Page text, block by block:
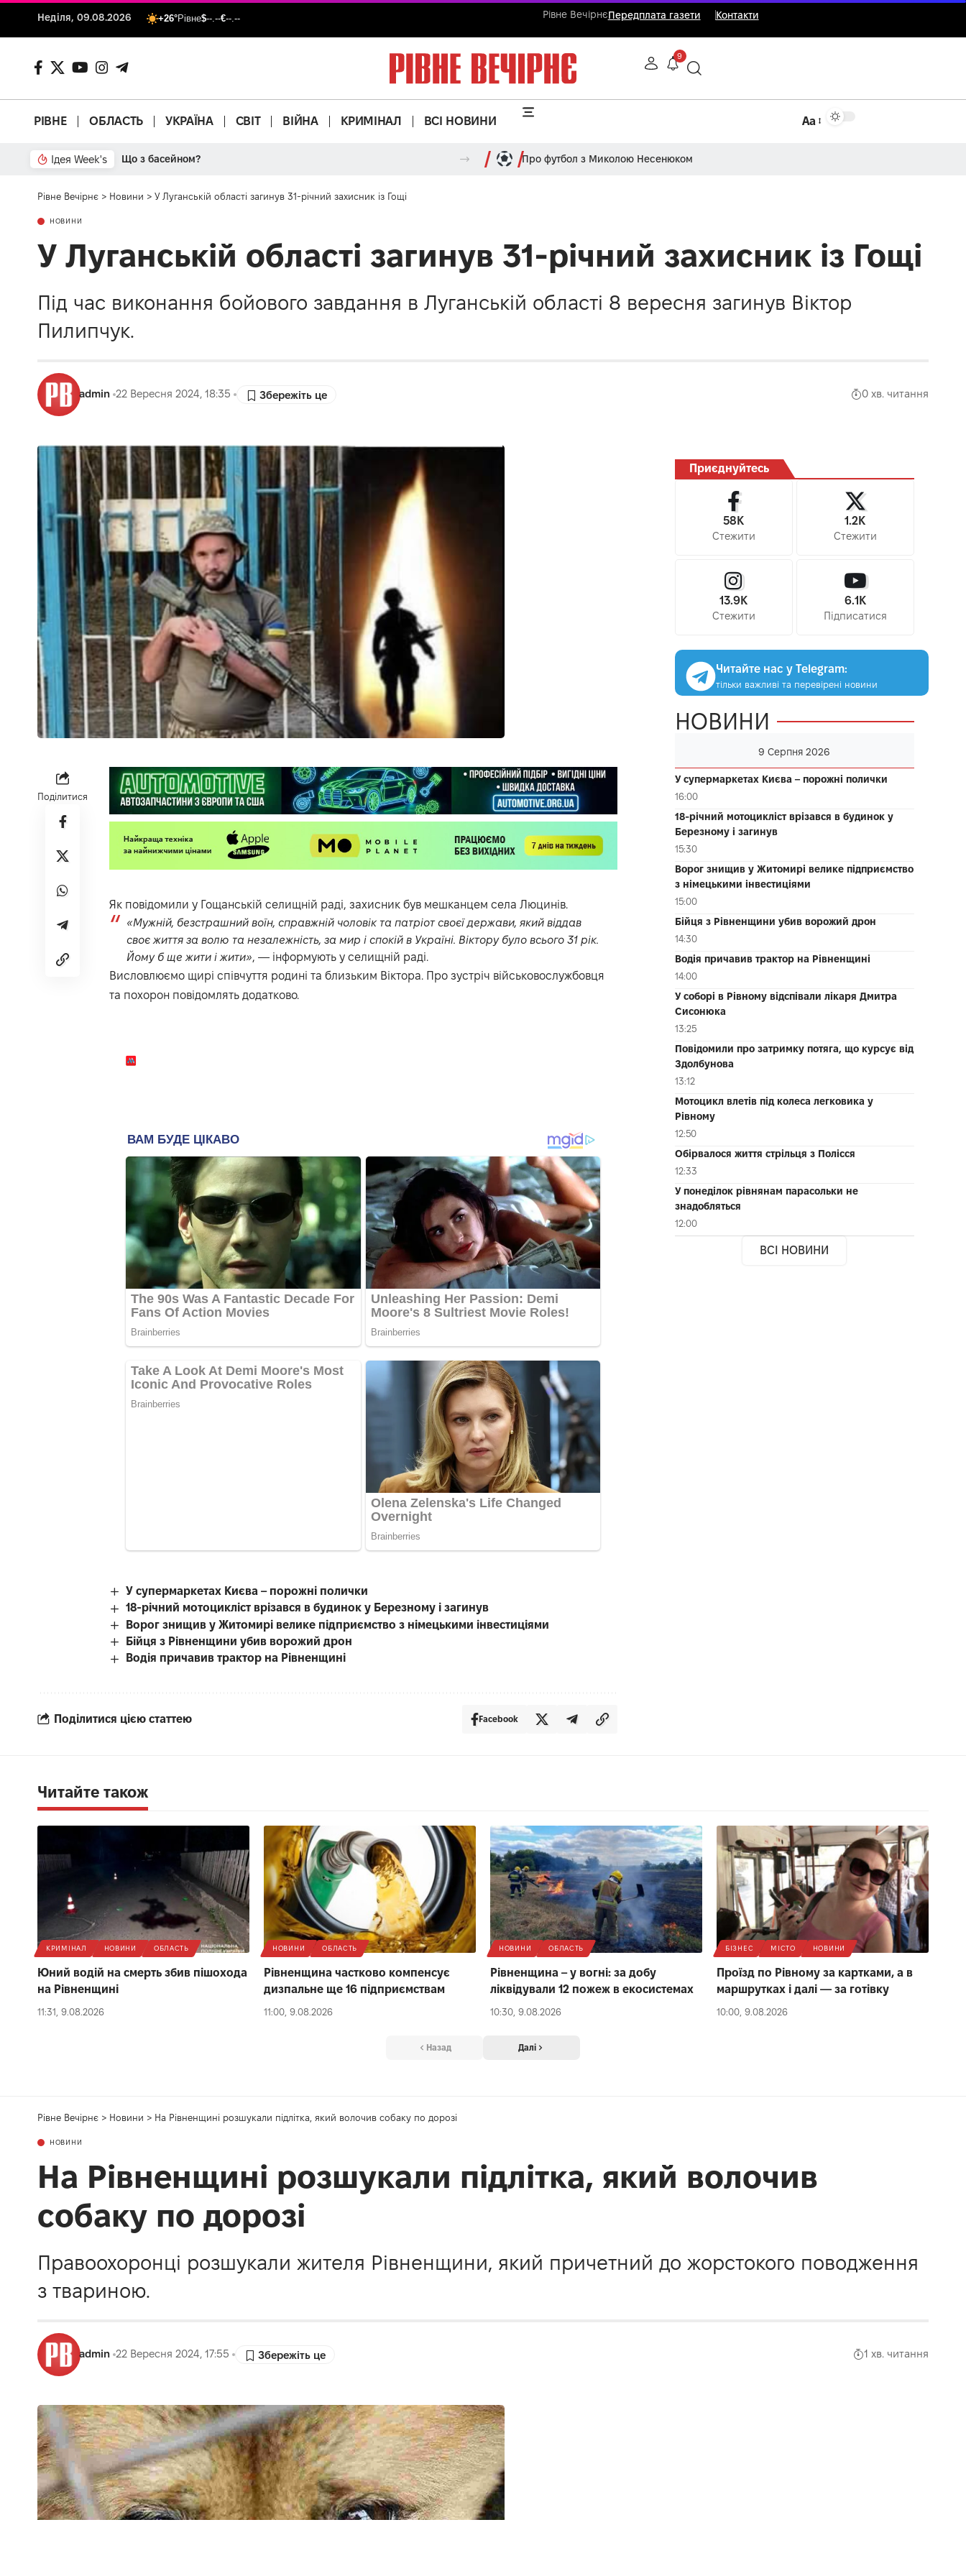
Неділя, 09.08.2026 +26°Рівне$--.--€--.-- Рівне ВечірнєПередплата газети Контакти
9
РІВНЕ ОБЛАСТЬ УКРАЇНА СВІТ ВІЙНА КРИМІНАЛ ВСІ НОВИНИ Аа
Ідея Week's Що з басейном? Про футбол з Миколою Несенюком
Рівне Вечірнє > Новини > У Луганській області загинув 31-річний захисник із Гощі
НОВИНИ
У Луганській області загинув 31-річний захисник із Гощі
Під час виконання бойового завдання в Луганській області 8 вересня загинув Віктор
Пилипчук.
admin 22 Вересня 2024, 18:35 0 хв. читання
Поділитися
Як повідомили у Гощанській селищній раді, захисник був мешканцем села Люцинів.
«Мужній, безстрашний воїн, справжній чоловік та патріот своєї держави, який віддав
своє життя за волю та незалежність, за мир і спокій в Україні. Віктору було всього 31 рік.
Йому б ще жити і жити», — інформують у селищній раді.
Висловлюємо щирі співчуття родині та близьким Віктора. Про зустріч військовослужбовця
та похорон повідомлять додатково.
У супермаркетах Києва – порожні полички
18-річний мотоцикліст врізався в будинок у Березному і загинув
Ворог знищив у Житомирі велике підприємство з німецькими інвестиціями
Бійця з Рівненщини убив ворожий дрон
Водія причавив трактор на Рівненщині
Поділитися цією статтею Facebook
Приєднуйтесь
58K
Стежити
1.2K
Стежити
13.9K
Стежити
6.1K
Підписатися
Читайте нас у Telegram:
тільки важливі та перевірені новини
НОВИНИ
9 Серпня 2026
У супермаркетах Києва – порожні полички
16:00
18-річний мотоцикліст врізався в будинок у
Березному і загинув
15:30
Ворог знищив у Житомирі велике підприємство
з німецькими інвестиціями
15:00
Бійця з Рівненщини убив ворожий дрон
14:30
Водія причавив трактор на Рівненщині
14:00
У соборі в Рівному відспівали лікаря Дмитра
Сисонюка
13:25
Повідомили про затримку потяга, що курсує від
Здолбунова
13:12
Мотоцикл влетів під колеса легковика у
Рівному
12:50
Обірвалося життя стрільця з Полісся
12:33
У понеділок рівнянам парасольки не
знадобляться
12:00
ВСІ НОВИНИ
Читайте також
КРИМІНАЛ НОВИНИ ОБЛАСТЬ
Юний водій на смерть збив пішохода
на Рівненщині
11:31, 9.08.2026
НОВИНИ ОБЛАСТЬ
Рівненщина частково компенсує
дизпальне ще 16 підприємствам
11:00, 9.08.2026
НОВИНИ ОБЛАСТЬ
Рівненщина – у вогні: за добу
ліквідували 12 пожеж в екосистемах
10:30, 9.08.2026
БІЗНЕС МІСТО НОВИНИ
Проїзд по Рівному за картками, а в
маршрутках і далі — за готівку
10:00, 9.08.2026
Назад Далі
Рівне Вечірнє > Новини > На Рівненщині розшукали підлітка, який волочив собаку по дорозі
НОВИНИ
На Рівненщині розшукали підлітка, який волочив
собаку по дорозі
Правоохоронці розшукали жителя Рівненщини, який причетний до жорстокого поводження
з твариною.
admin 22 Вересня 2024, 17:55 1 хв. читання